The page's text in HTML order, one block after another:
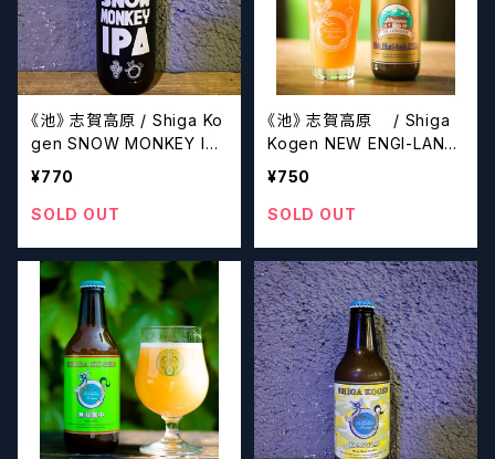
《池》 志賀高原 / Shiga Ko
gen SNOW MONKEY IPA
【クラフトビール】
¥770
SOLD OUT
《池》 志賀高原 / Shiga
Kogen NEW ENGI-LAND
IPA【クラフトビール】
¥750
SOLD OUT